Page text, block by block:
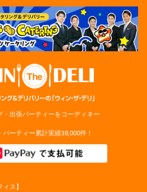
・出張パーティーをコーディネー
パーティー累計実績38,000件！
ィス】